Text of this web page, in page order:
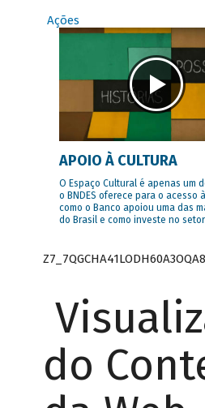
Ações
APOIO À CULTURA
O Espaço Cultural é apenas um
o BNDES oferece para o acesso
como o Banco apoiou uma das
do Brasil e como investe no
do